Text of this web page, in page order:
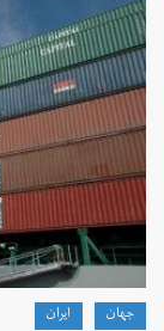
جهان ايران